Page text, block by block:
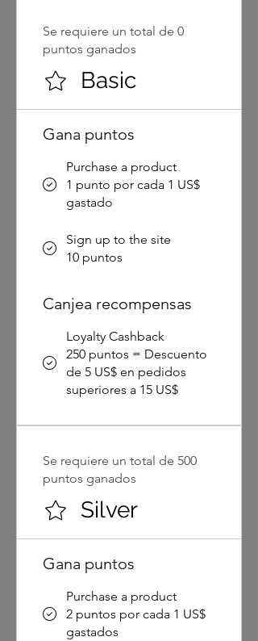
Basic
Se requiere un total de 0
puntos ganados
Gana puntos
Purchase a product
1 punto por cada 1 US$
gastado
Sign up to the site
10 puntos
Canjea recompensas
Loyalty Cashback
250 puntos = Descuento
de 5 US$ en pedidos
superiores a 15 US$
Silver
Se requiere un total de 500
puntos ganados
Gana puntos
Purchase a product
2 puntos por cada 1 US$
gastados